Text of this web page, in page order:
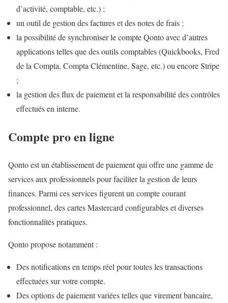
d’activité, comptable, etc.) ;
un outil de gestion des factures et des notes de frais ;
la possibilité de synchroniser le compte Qonto avec d’autres
applications telles que des outils comptables (Quickbooks, Fred
de la Compta, Compta Clémentine, Sage, etc.) ou encore Stripe
;
la gestion des flux de paiement et la responsabilité des contrôles
effectués en interne.
Compte pro en ligne
Qonto est un établissement de paiement qui offre une gamme de
services aux professionnels pour faciliter la gestion de leurs
finances. Parmi ces services figurent un compte courant
professionnel, des cartes Mastercard configurables et diverses
fonctionnalités pratiques.
Qonto propose notamment :
Des notifications en temps réel pour toutes les transactions
effectuées sur votre compte.
Des options de paiement variées telles que virement bancaire,